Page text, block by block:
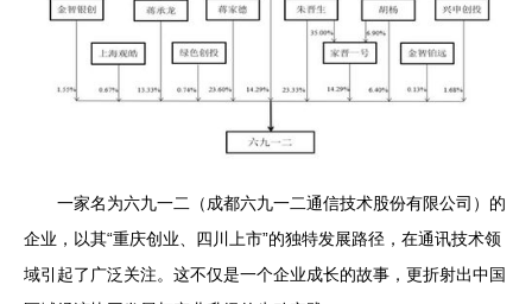
一家名为六九一二（成都六九一二通信技术股份有限公司）的
企业，以其“重庆创业、四川上市”的独特发展路径，在通讯技术领
域引起了广泛关注。这不仅是一个企业成长的故事，更折射出中国